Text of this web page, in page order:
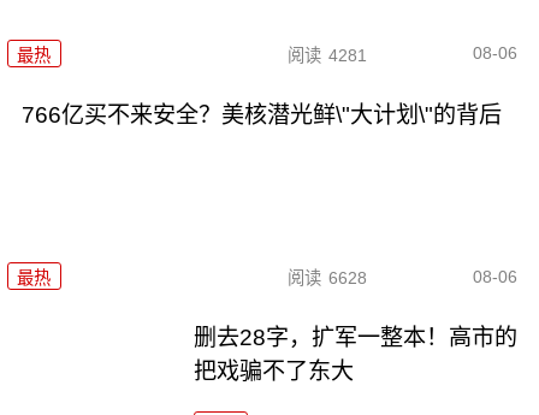
最热 阅读 4281 08-06
766亿买不来安全？美核潜光鲜\"大计划\"的背后
最热 阅读 6628 08-06
删去28字，扩军一整本！高市的
把戏骗不了东大